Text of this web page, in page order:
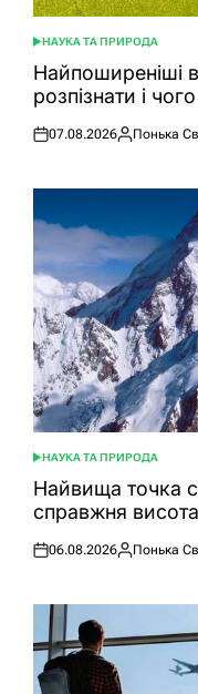
ОПУБЛІКУВАТИ
У
НАУКА ТА ПРИРОДА
Найпоширеніші
розпізнати і
Оприлюднено
07.08.2026 Понька
ОПУБЛІКУВАТИ
У
НАУКА ТА ПРИРОДА
Найвища точка
справжня висота
Оприлюднено
06.08.2026 Понька